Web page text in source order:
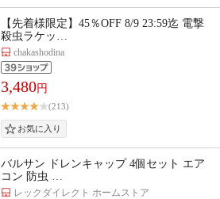
【先着様限定】45％OFF 8/9 23:59迄 電撃
殺虫ラケッ…
chakashodina
3,480円
(213)
バルサン ドレンキャップ 4個セット エア
コン 防虫 …
レックダイレクト ホームストア